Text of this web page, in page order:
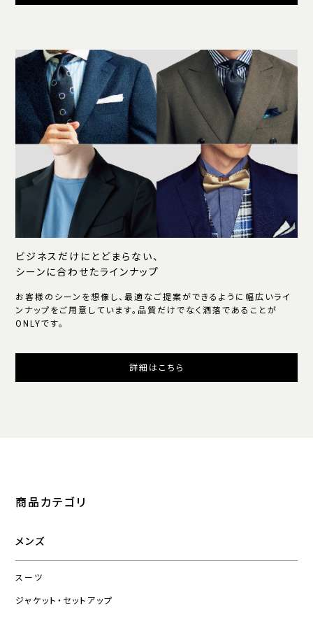
ビジネスだけにとどまらない、
シーンに合わせたラインナップ
お客様のシーンを想像し、最適なご提案ができるように幅広いライ
ンナップをご用意しています。品質だけでなく洒落であることが
ONLYです。
詳細はこちら
商品カテゴリ
メンズ
スーツ
ジャケット・セットアップ